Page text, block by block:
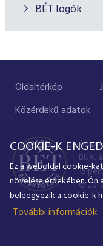
BÉT logók
Oldaltérkép
Közérdekű adatok
A
BUX,
15
©
COOKIE-K
Ez a weboldal cookie-
növelése érdekében. Ön
beleegyezik a cookie-k
További információk